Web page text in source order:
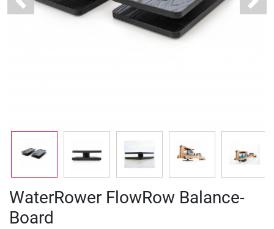
Previous Next
WaterRower FlowRow Balance-
Board